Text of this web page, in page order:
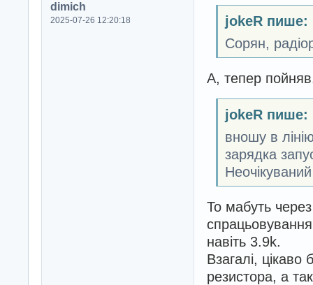
dimich
2025-07-26 12:20:18
jokeR пише:
Сорян,
А, тепер
jokeR пише:
вношу в
зарядка
То мабуть через
навіть 3.9k.
Взагалі, цікаво
резистора, а